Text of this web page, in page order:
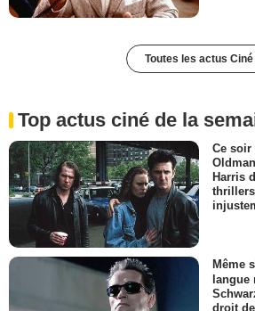
Toutes les actus Ciné
Top actus ciné de la
Ce soir
Harris
thrillers
Même
langue
droit